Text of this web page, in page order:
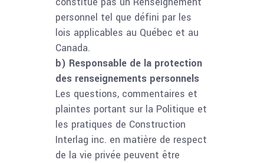
personnel tel que défini par les
lois applicables au Québec et au
Canada.
b) Responsable de la protection
des renseignements personnels
Les questions, commentaires et
plaintes portant sur la Politique et
les pratiques de Construction
Interlag inc. en matière de respect
de la vie privée peuvent être